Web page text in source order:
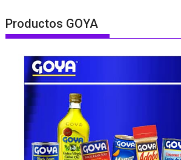
Productos GOYA